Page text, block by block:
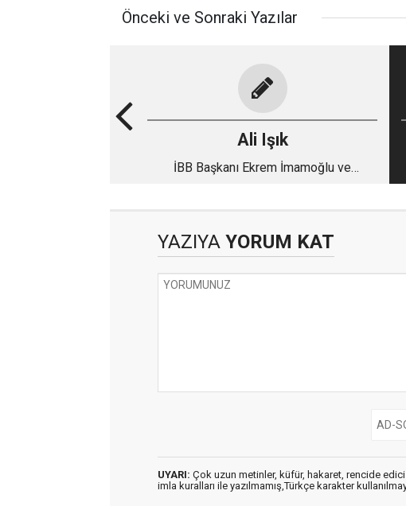
Önceki ve Sonraki Yazılar
Ali Işık
İBB Başkanı Ekrem İmamoğlu ve
YAZIYA YORUM KAT
UYARI: Çok uzun metinler, küfür, hakaret, rencide
imla kuralları ile yazılmamış,Türkçe karakter